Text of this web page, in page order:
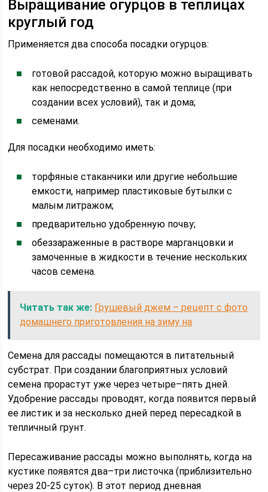
Выращивание огурцов в теплицах
круглый год
Применяется два способа посадки огурцов:
готовой рассадой, которую можно выращивать
как непосредственно в самой теплице (при
создании всех условий), так и дома;
семенами.
Для посадки необходимо иметь:
торфяные стаканчики или другие небольшие
емкости, например пластиковые бутылки с
малым литражом;
предварительно удобренную почву;
обеззараженные в растворе марганцовки и
замоченные в жидкости в течение нескольких
часов семена.
Читать так же: Грушевый джем – рецепт с фото
домашнего приготовления на зиму на
Семена для рассады помещаются в питательный
субстрат. При создании благоприятных условий
семена прорастут уже через четыре–пять дней.
Удобрение рассады проводят, когда появится первый
ее листик и за несколько дней перед пересадкой в
тепличный грунт.
Пересаживание рассады можно выполнять, когда на
кустике появятся два–три листочка (приблизительно
через 20-25 суток). В этот период дневная